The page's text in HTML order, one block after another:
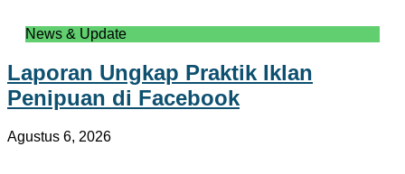
News & Update
Laporan Ungkap Praktik Iklan
Penipuan di Facebook
Agustus 6, 2026